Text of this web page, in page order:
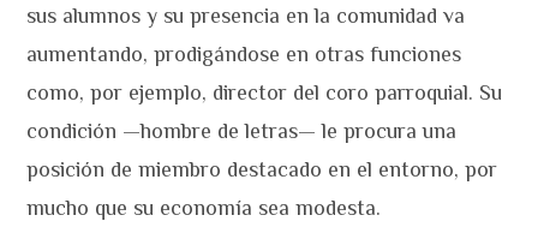
sus alumnos y su presencia en la comunidad va
aumentando, prodigándose en otras funciones
como, por ejemplo, director del coro parroquial. Su
condición —hombre de letras— le procura una
posición de miembro destacado en el entorno, por
mucho que su economía sea modesta.